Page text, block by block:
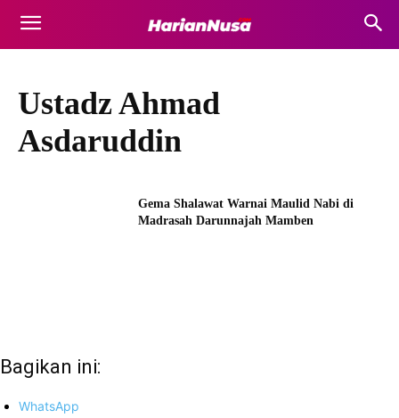
Ustadz Ahmad
Asdaruddin
Gema Shalawat Warnai Maulid Nabi di
Madrasah Darunnajah Mamben
Bagikan ini:
WhatsApp